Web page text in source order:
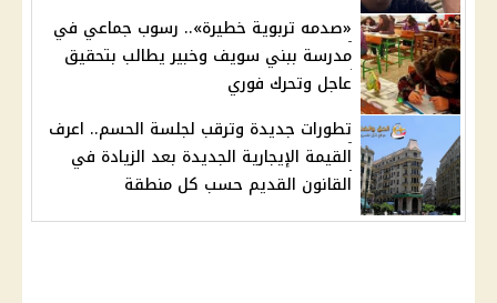
«صدمه تربوية خطيرة».. رسوب جماعي في
مدرسة ببني سويف وخبير يطالب بتحقيق
عاجل وتحرك فوري
تطورات جديدة وترقب لجلسة الحسم.. اعرف
القيمة الإيجارية الجديدة بعد الزيادة في
القانون القديم حسب كل منطقة